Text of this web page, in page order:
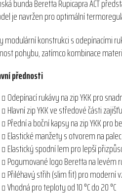
bunda Beretta Rupicapra ACT
je navržen pro optimální
modulární konstrukci s odepínacími
pohybu, zatímco kombinace
přednosti
Odepínací rukávy na zip YKK pro
Hlavní zip YKK ve středové části
Přední a boční kapsy na zip YKK pro
Elastické manžety s otvorem na
Elastický spodní lem pro lepší
Pogumované logo Beretta na levém
Přiléhavý střih (slim fit) pro moderní
Vhodná pro teploty od 10 °C do 20 °C